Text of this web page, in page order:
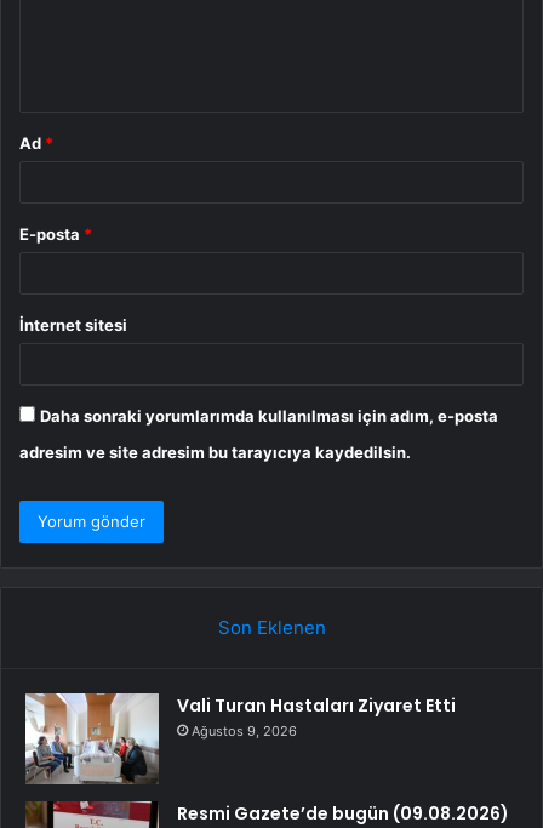
Ad *
E-posta *
İnternet sitesi
Daha sonraki yorumlarımda kullanılması için adım, e-posta
adresim ve site adresim bu tarayıcıya kaydedilsin.
Son Eklenen
Vali Turan Hastaları Ziyaret Etti
Ağustos 9, 2026
Resmi Gazete’de bugün (09.08.2026)